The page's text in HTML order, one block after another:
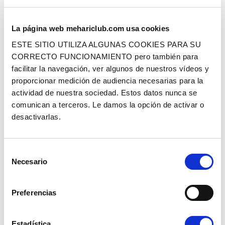
La página web mehariclub.com usa cookies
ESTE SITIO UTILIZA ALGUNAS COOKIES PARA SU
CORRECTO FUNCIONAMIENTO pero también para
facilitar la navegación, ver algunos de nuestros vídeos y
proporcionar medición de audiencia necesarias para la
actividad de nuestra sociedad. Estos datos nunca se
comunican a terceros. Le damos la opción de activar o
desactivarlas.
Necesario
Preferencias
SOPORTE MÓVIL ANTINIEBLA
TRASERO 2CV ORIGEN
Ref. : 2203101 EN STOCK
Precio al público 1.90 € con IVA
AÑADIR A LA CESTA
EMBELLECEDOR INTERMITENTE
DELANTERO IZQUIERDO
Ref. : 2104102 EN STOCK
Precio al público
AÑADIR A LA CESTA